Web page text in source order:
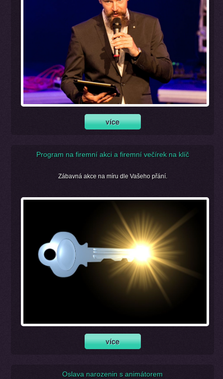
Program na firemní akci a firemní večírek na klíč
Zábavná akce na míru dle Vašeho přání.
Oslava narozenin s animátorem